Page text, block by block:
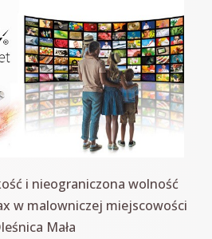
i nieograniczona wolność
w malowniczej miejscowości
Mała